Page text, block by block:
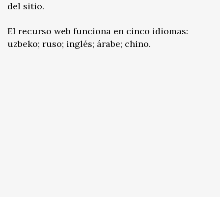
del sitio.
El recurso web funciona en cinco idiomas:
uzbeko; ruso; inglés; árabe; chino.